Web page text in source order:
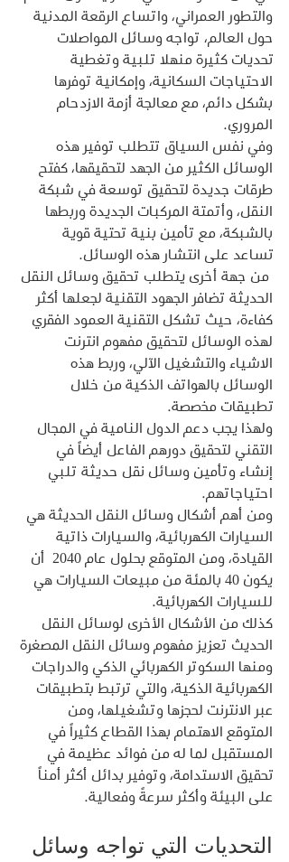
والتطور العمراني، واتساع الرقعة المدنية
حول العالم، تواجه وسائل المواصلات
تحديات كثيرة منهلا تلبية وتغطية
الاحتياجات السكانية، وإمكانية توفرها
بشكل دائم، مع معالجة أزمة الازدحام
المروري.
وفي نفس السياق تتطلب توفير هذه
الوسائل الكثير من الجهد لتحقيقها، كفتح
طرقات جديدة لتحقيق توسعة في شبكة
النقل، وأتمتة المركبات الجديدة وربطها
بالشبكة، مع تأمين بنية تحتية قوية
تساعد على انتشار هذه الوسائل.
من جهة أخرى يتطلب تحقيق وسائل النقل
الحديثة تضافر الجهود التقنية لجعلها أكثر
كفاءة، حيث تشكل التقنية العمود الفقري
لهذه الوسائل لتحقيق مفهوم انترنت
الاشياء والتشغيل الآلي، وربط هذه
الوسائل بالهواتف الذكية من خلال
تطبيقات مخصصة.
ولهذا يجب دعم الدول النامية في المجال
التقني لتحقيق دورهم الفاعل أيضاً في
إنشاء وتأمين وسائل نقل حديثة تلبي
احتياجاتهم.
ومن أهم أشكال وسائل النقل الحديثة هي
السيارات الكهربائية، والسيارات ذاتية
القيادة، ومن المتوقع بحلول عام 2040  أن
يكون 40 بالمئة من مبيعات السيارات هي
للسيارات الكهربائية.
كذلك من الأشكال الأخرى لوسائل النقل
الحديث تعزيز مفهوم وسائل النقل المصغرة
ومنها السكوتر الكهربائي الذكي والدراجات
الكهربائية الذكية، والتي ترتبط بتطبيقات
عبر الانترنت لحجزها وتشغيلها، ومن
المتوقع الاهتمام بهذا القطاع كثيراً في
المستقبل لما له من فوائد عظيمة في
تحقيق الاستدامة، وتوفير بدائل أكثر أمناً
على البيئة وأكثر سرعةً وفعالية.
التحديات التي تواجه وسائل